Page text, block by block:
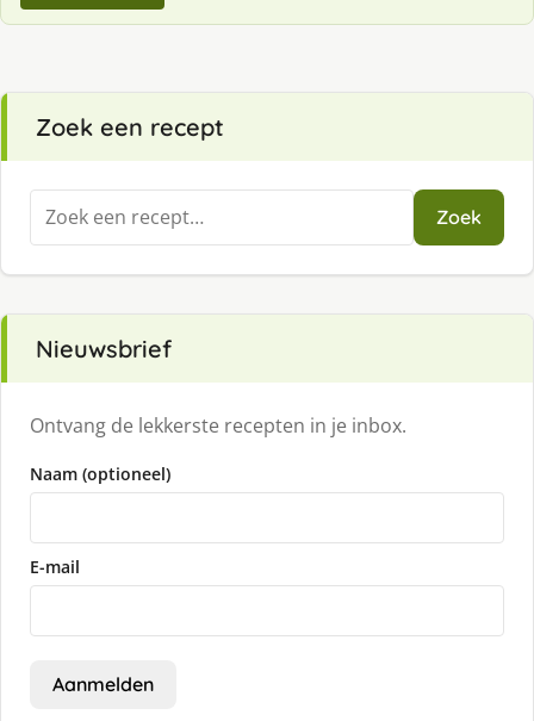
Zoek een recept
Zoeken
naar:
Zoek
Nieuwsbrief
Ontvang de lekkerste recepten in je inbox.
Naam (optioneel)
E-mail
Aanmelden